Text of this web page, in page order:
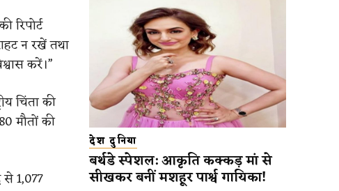
रिपोर्ट
न रखें तथा
करें।”
चिंता की
मौतों की
1,077
देश दुनिया
बर्थडे स्पेशल: आकृति कक्कड़ मां से
सीखकर बनीं मशहूर पार्श्व गायिका!